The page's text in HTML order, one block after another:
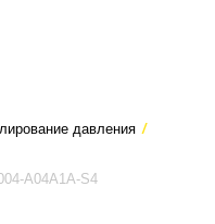
давления /
A04A1A-S4